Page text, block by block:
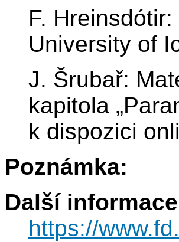
F.
University of
J. Šrubař:
kapitola
k dispozici
Poznámka:
Další
https://